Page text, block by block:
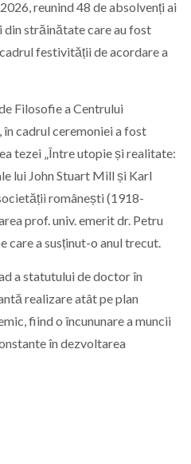
reunind 48 de absolvenți ai
străinătate care au fost
festivității de acordare a
Filosofie a Centrului
cadrul ceremoniei a fost
tezei „Între utopie și realitate:
lui John Stuart Mill și Karl
românești (1918-
prof. univ. emerit dr. Petru
care a susținut-o anul trecut.
a statutului de doctor în
realizare atât pe plan
fiind o încununare a muncii
în dezvoltarea